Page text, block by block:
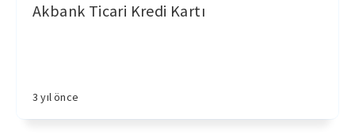
Akbank Ticari Kredi Kartı
3 yıl önce